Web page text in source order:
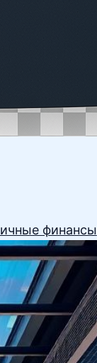
финансы